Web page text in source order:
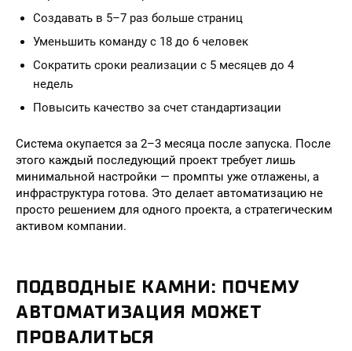
Создавать в 5–7 раз больше страниц
Уменьшить команду с 18 до 6 человек
Сократить сроки реализации с 5 месяцев до 4
недель
Повысить качество за счет стандартизации
Система окупается за 2–3 месяца после запуска. После
этого каждый последующий проект требует лишь
минимальной настройки — промпты уже отлажены, а
инфраструктура готова. Это делает автоматизацию не
просто решением для одного проекта, а стратегическим
активом компании.
ПОДВОДНЫЕ КАМНИ: ПОЧЕМУ
АВТОМАТИЗАЦИЯ МОЖЕТ
ПРОВАЛИТЬСЯ